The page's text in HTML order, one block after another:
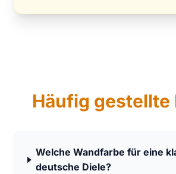
Häufig gestellte
Welche Wandfarbe für eine
deutsche Diele?